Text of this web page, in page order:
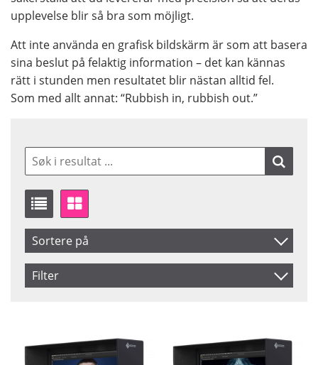
upplevelse blir så bra som möjligt.
Att inte använda en grafisk bildskärm är som att basera
sina beslut på felaktig information – det kan kännas
rätt i stunden men resultatet blir nästan alltid fel.
Som med allt annat: “Rubbish in, rubbish out.”
Sortere på
Artikelkod
Filter
Pris
Ikke på lager